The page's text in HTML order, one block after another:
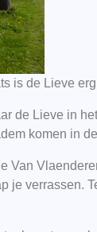
is de Lieve
de Lieve in
komen in
Van
je verrassen.